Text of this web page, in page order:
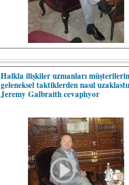
Halkla ilişkiler uzmanları
geleneksel taktiklerden nasıl
Jeremy Galbraith cevaplıyor